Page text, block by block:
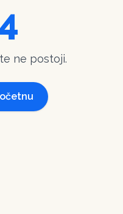
ne postoji.